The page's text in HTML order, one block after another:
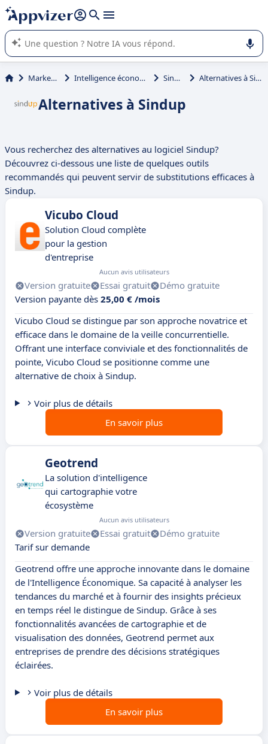
répondre (plusieurs lignes avec
L'IA de Appvizer vous guide dans l'utilisation ou la sélection de
logiciel SaaS en entreprise.
Marketing Intelligence économique Sindup Alternatives à Sindup
Alternatives à Sindup
Vous recherchez des alternatives au logiciel Sindup?
Découvrez ci-dessous une liste de quelques outils
recommandés qui peuvent servir de substitutions efficaces à
Sindup.
Vicubo Cloud
Solution Cloud complète
pour la gestion
d'entreprise
Aucun avis utilisateurs
Version gratuite Essai gratuit
Démo gratuite
Version payante dès 25,00 € /mois
Vicubo Cloud se distingue par son approche novatrice et
efficace dans le domaine de la veille concurrentielle.
Offrant une interface conviviale et des fonctionnalités de
pointe, Vicubo Cloud se positionne comme une
alternative de choix à Sindup.
Voir plus de détails
En savoir plus
Geotrend
La solution d'intelligence
qui cartographie votre
écosystème
Aucun avis utilisateurs
Version gratuite Essai gratuit
Démo gratuite
Tarif sur demande
Geotrend offre une approche innovante dans le domaine
de l'Intelligence Économique. Sa capacité à analyser les
tendances du marché et à fournir des insights précieux
en temps réel le distingue de Sindup. Grâce à ses
fonctionnalités avancées de cartographie et de
visualisation des données, Geotrend permet aux
entreprises de prendre des décisions stratégiques
éclairées.
Voir plus de détails
En savoir plus